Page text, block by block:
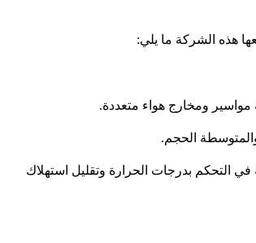
هذه الشركة ما يلي:
مواسير ومخارج هواء متعددة.
الحجم.
في التحكم بدرجات الحرارة وتقليل استهلاك